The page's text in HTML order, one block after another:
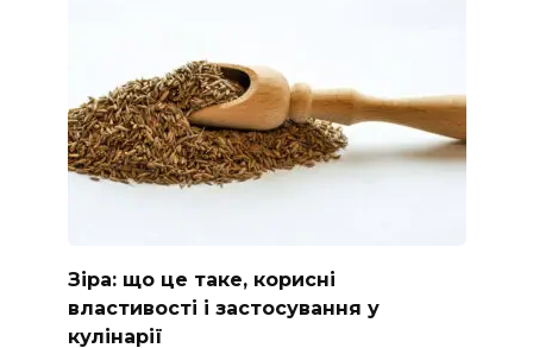
Зіра: що це таке, корисні
властивості і застосування у
кулінарії